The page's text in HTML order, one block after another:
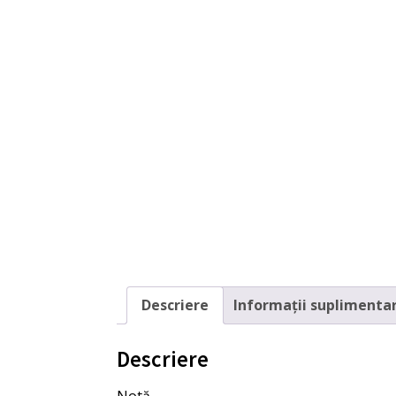
Descriere Informații
Descriere